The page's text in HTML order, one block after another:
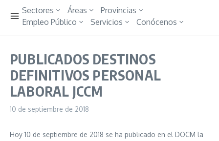
Sectores Áreas
Provincias
Empleo Público
Servicios Conócenos
PUBLICADOS DESTINOS
DEFINITIVOS PERSONAL
LABORAL JCCM
10 de septiembre de 2018
Hoy 10 de septiembre de 2018 se ha publicado en el DOCM la